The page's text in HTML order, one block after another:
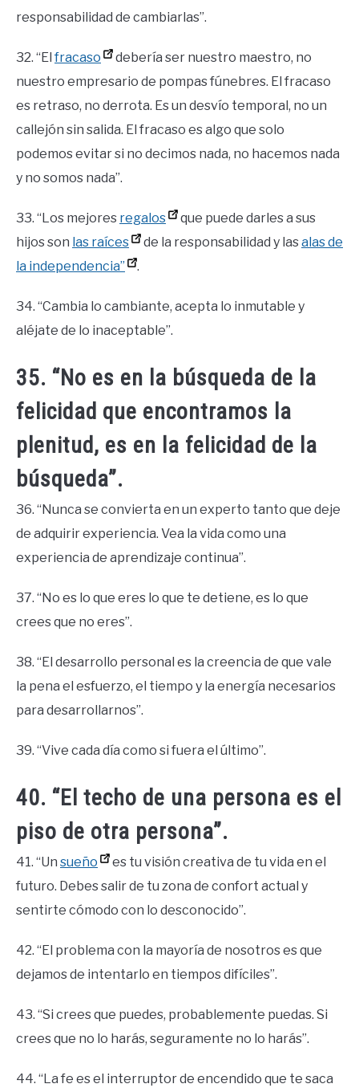
responsabilidad de cambiarlas”.
32. “El fracaso
debería ser nuestro maestro, no
nuestro empresario de pompas fúnebres. El fracaso
es retraso, no derrota. Es un desvío temporal, no un
callejón sin salida. El fracaso es algo que solo
podemos evitar si no decimos nada, no hacemos nada
y no somos nada”.
33. “Los mejores regalos
que puede darles a sus
hijos son las raíces de la responsabilidad y lasalas de
la independencia”
.
34. “Cambia lo cambiante, acepta lo inmutable y
aléjate de lo inaceptable”.
35. “No es en la búsqueda de la
felicidad que encontramos la
plenitud, es en la felicidad de la
búsqueda”.
36. “Nunca se convierta en un experto tanto que deje
de adquirir experiencia. Vea la vida como una
experiencia de aprendizaje continua”.
37. “No es lo que eres lo que te detiene, es lo que
crees que no eres”.
38. “El desarrollo personal es la creencia de que vale
la pena el esfuerzo, el tiempo y la energía necesarios
para desarrollarnos”.
39. “Vive cada día como si fuera el último”.
40. “El techo de una persona es el
piso de otra persona”.
41. “Un sueño
es tu visión creativa de tu vida en el
futuro. Debes salir de tu zona de confort actual y
sentirte cómodo con lo desconocido”.
42. “El problema con la mayoría de nosotros es que
dejamos de intentarlo en tiempos difíciles”.
43. “Si crees que puedes, probablemente puedas. Si
crees que no lo harás, seguramente no lo harás”.
44. “La fe es el interruptor de encendido que te saca